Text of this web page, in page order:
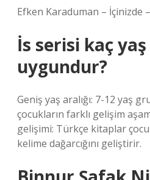
Efken Karaduman – İçinizde
İs serisi kaç
uygundur?
Geniş yaş aralığı: 7-12 yaş
çocukların farklı gelişim
gelişimi: Türkçe kitaplar
kelime dağarcığını geliştirir.